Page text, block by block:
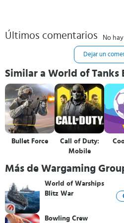
Últimos comentarios No
Dejar un
Similar a World of Tanks
Bullet Force
Call of Duty:
Mobile
Más de Wargaming
World of Warships
Blitz War
Bowling Crew